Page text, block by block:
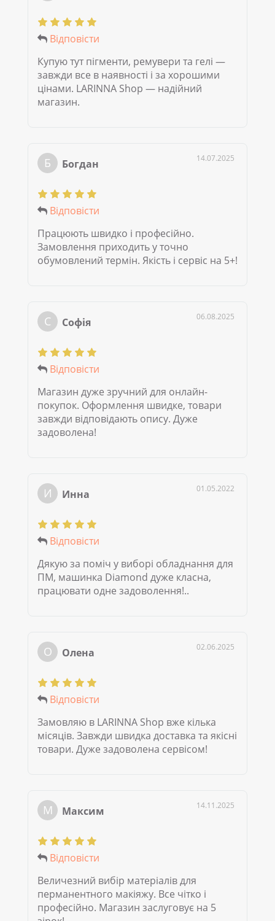
Відповісти
Купую тут пігменти, ремувери та гелі —
завжди все в наявності і за хорошими
цінами. LARINNA Shop — надійний
магазин.
Б Богдан 14.07.2025
Відповісти
Працюють швидко і професійно.
Замовлення приходить у точно
обумовлений термін. Якість і сервіс на 5+!
С Софія 06.08.2025
Відповісти
Магазин дуже зручний для онлайн-
покупок. Оформлення швидке, товари
завжди відповідають опису. Дуже
задоволена!
И Инна 01.05.2022
Відповісти
Дякую за поміч у виборі обладнання для
ПМ, машинка Diamond дуже класна,
працювати одне задоволення!..
О Олена 02.06.2025
Відповісти
Замовляю в LARINNA Shop вже кілька
місяців. Завжди швидка доставка та якісні
товари. Дуже задоволена сервісом!
М Максим 14.11.2025
Відповісти
Величезний вибір матеріалів для
перманентного макіяжу. Все чітко і
професійно. Магазин заслуговує на 5